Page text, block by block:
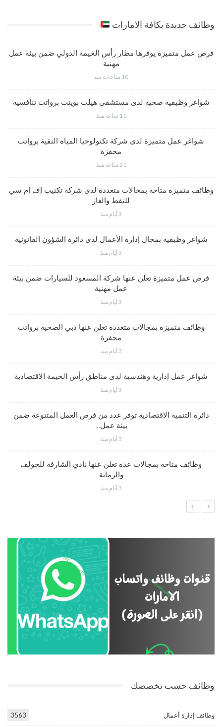
وظائف جديدة بكافة الامارات
فرص عمل متميزة يوفرها مطار رأس الخيمة الدولي ضمن بيئة عمل
مهنية
10 ساعات منذ
شواغر وظيفية صحية لدى مستشفى هيلث بوينت برواتب تنافسية
11 ساعة منذ
شواغر عمل متميزة لدى شركة تكنولوجيا المياه النقية برواتب
محفزة
21 ساعة منذ
وظائف متميزة متاحة بمجالات متعددة لدى شركة تكنيب إف إم سي
للنفط والغاز
3 أيام منذ
شواغر وظيفية بمجال إدارة الأعمال لدى دائرة الشؤون القانونية
3 أيام منذ
فرص عمل متميزة تعلن عنها شركة المسعود للسيارات ضمن بيئة
عمل مهنية
3 أيام منذ
وظائف متميزة بمجالات متعددة تعلن عنها دبي الصحية برواتب
محفزة
3 أيام منذ
شواغر عمل إدارية وهندسية لدى مناطق رأس الخيمة الاقتصادية
3 أيام منذ
دائرة التنمية الاقتصادية توفر عدد من فرص العمل المتنوعة ضمن
بيئة عمل…
3 أيام منذ
وظائف متاحة بمجالات عدة تعلن عنها نادي الشارقة للجولف
والرماية
3 أيام منذ
وظائف حسب تخصصك
وظائف إدارة أعمال 3563